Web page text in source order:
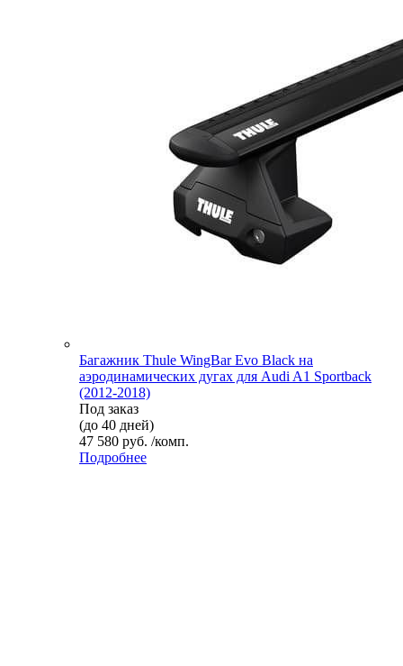
Багажник Thule WingBar Evo Black на
аэродинамических дугах для Audi A1 Sportback
(2012-2018)
Под заказ
(до 40 дней)
47 580 руб. /комп.
Подробнее